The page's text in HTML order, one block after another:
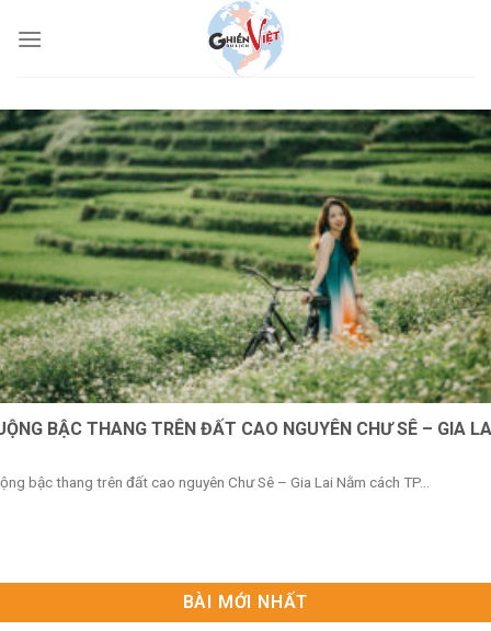
BẬC THANG TRÊN ĐẤT CAO NGUYÊN CHƯ SÊ – GIA
bậc thang trên đất cao nguyên Chư Sê – Gia Lai Nằm cách TP...
BÀI MỚI NHẤT